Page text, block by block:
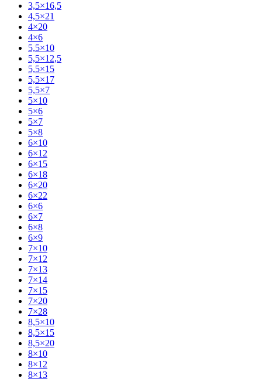
3,5×16,5
4,5×21
4×20
4×6
5,5×10
5,5×12,5
5,5×15
5,5×17
5,5×7
5×10
5×6
5×7
5×8
6×10
6×12
6×15
6×18
6×20
6×22
6×6
6×7
6×8
6×9
7×10
7×12
7×13
7×14
7×15
7×20
7×28
8,5×10
8,5×15
8,5×20
8×10
8×12
8×13